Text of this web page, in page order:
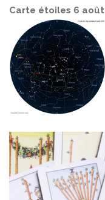
Carte étoiles 6 août